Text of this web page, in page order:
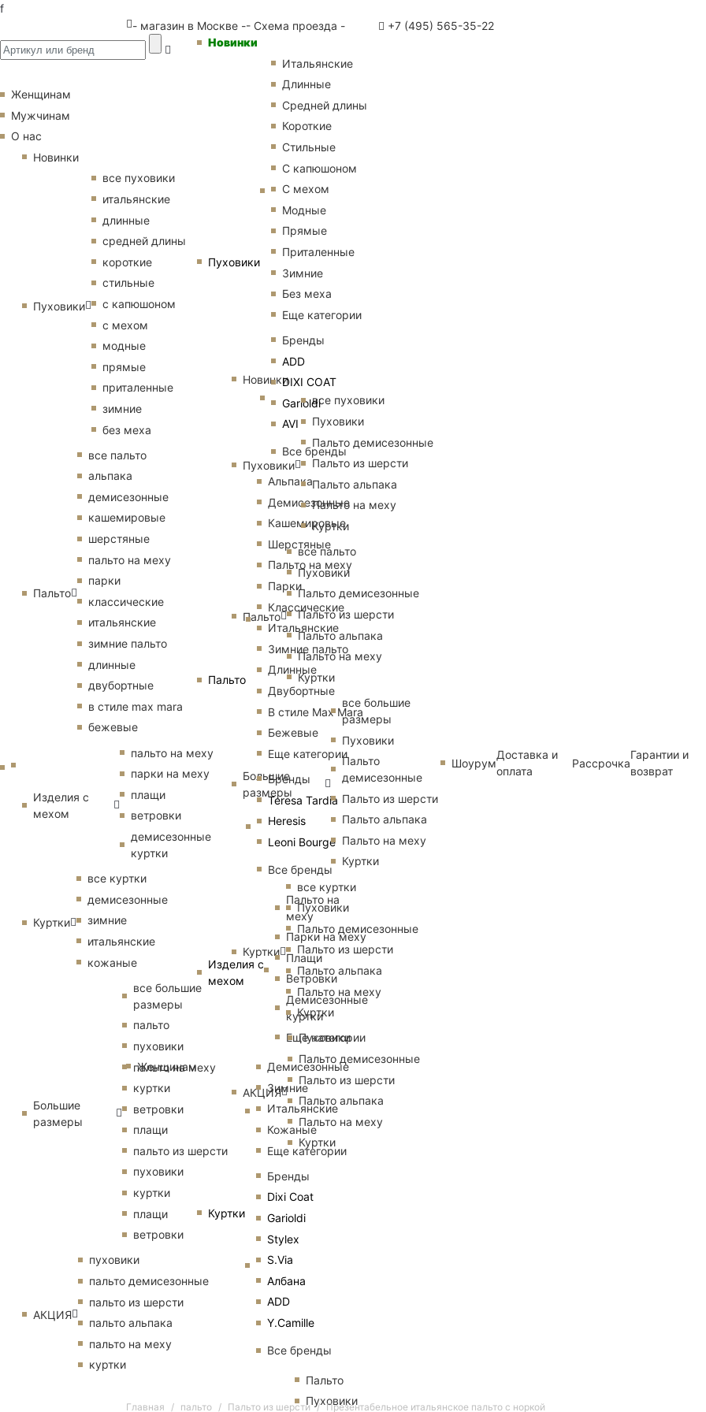
f
- магазин в Москве -- Схема проезда - +7 (495) 565-35-22
Женщинам
Новинки
Пуховики
Итальянские
Длинные
Средней длины
Короткие
Стильные
С капюшоном
С мехом
Модные
Прямые
Приталенные
Зимние
Без меха
Еще категории
Бренды
ADD
DIXI COAT
Garioldi
AVI
Все бренды
Пальто
Альпака
Демисезонные
Кашемировые
Шерстяные
Пальто на меху
Парки
Классические
Итальянские
Зимние пальто
Длинные
Двубортные
В стиле Max Mara
Бежевые
Еще категории
Бренды
Teresa Tardia
Heresis
Leoni Bourge
Все бренды
Изделия с
мехом
Пальто на
меху
Парки на меху
Плащи
Ветровки
Демисезонные
куртки
Еще категории
Куртки
Демисезонные
Зимние
Итальянские
Кожаные
Еще категории
Бренды
Dixi Coat
Garioldi
Stylex
S.Via
Албана
ADD
Y.Camille
Все бренды
Пальто
Пуховики
Женщинам
Мужчинам
О нас
Новинки
Пуховики
все пуховики
итальянские
длинные
средней длины
короткие
стильные
с капюшоном
с мехом
модные
прямые
приталенные
зимние
без меха
Пальто
все пальто
альпака
демисезонные
кашемировые
шерстяные
пальто на меху
парки
классические
итальянские
зимние пальто
длинные
двубортные
в стиле max mara
бежевые
Изделия с
мехом
пальто на меху
парки на меху
плащи
ветровки
демисезонные
куртки
Куртки
все куртки
демисезонные
зимние
итальянские
кожаные
Большие
размеры
все большие
размеры
пальто
пуховики
пальто на меху
куртки
ветровки
плащи
пальто из шерсти
пуховики
куртки
плащи
ветровки
АКЦИЯ
пуховики
пальто демисезонные
пальто из шерсти
пальто альпака
пальто на меху
куртки
Новинки
Пуховики
все пуховики
Пуховики
Пальто демисезонные
Пальто из шерсти
Пальто альпака
Пальто на меху
Куртки
Пальто
все пальто
Пуховики
Пальто демисезонные
Пальто из шерсти
Пальто альпака
Пальто на меху
Куртки
Большие
размеры
все большие
размеры
Пуховики
Пальто
демисезонные
Пальто из шерсти
Пальто альпака
Пальто на меху
Куртки
Куртки
все куртки
Пуховики
Пальто демисезонные
Пальто из шерсти
Пальто альпака
Пальто на меху
Куртки
АКЦИЯ
Пуховики
Пальто демисезонные
Пальто из шерсти
Пальто альпака
Пальто на меху
Куртки
Шоурум
Доставка и
оплата
Рассрочка
Гарантии и
возврат
Главная пальто Пальто из шерсти Презентабельное итальянское пальто с норкой